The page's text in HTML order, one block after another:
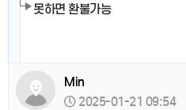
못하면 환불가능
Min
2025-01-21 09:54